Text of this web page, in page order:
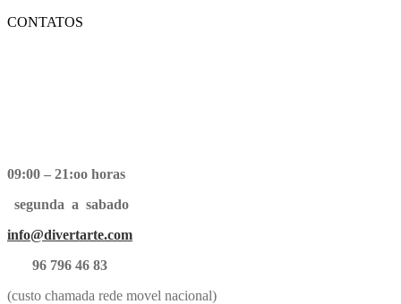
CONTATOS
09:00 – 21:oo horas
segunda a sabado
info@divertarte.com
96 796 46 83
(custo chamada rede movel nacional)